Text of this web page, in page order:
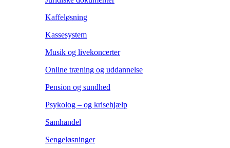
Kaffeløsning
Kassesystem
Musik og livekoncerter
Online træning og uddannelse
Pension og sundhed
Psykolog – og krisehjælp
Samhandel
Sengeløsninger